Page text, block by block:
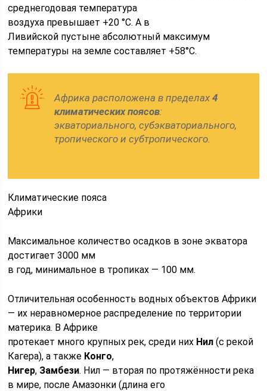
среднегодовая температура
воздуха превышает +20 °С. А в
Ливийской пустыне абсолютный максимум
температуры на земле составляет +58°С.
Африка расположена в пределах4
климатических поясов:
экваториального, субэкваториального,
тропического и субтропического.
Климатические пояса
Африки
Максимальное количество осадков в зоне экватора
достигает 3000 мм
в год, минимальное в тропиках — 100 мм.
Отличительная особенность водных объектов Африки
— их неравномерное распределение по территории
материка. В Африке
протекает много крупных рек, среди них Нил(с рекой
Кагера), а также Конго,
Нигер, Замбези. Нил — вторая по протяжённости река
в мире, после Амазонки (длина его